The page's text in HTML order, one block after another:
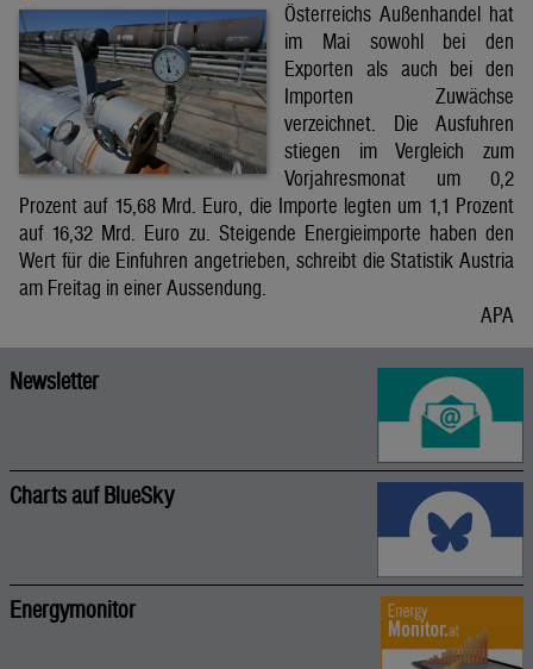
Österreichs Außenhandel hat
im Mai sowohl bei den
Exporten als auch bei den
Importen Zuwächse
verzeichnet. Die Ausfuhren
stiegen im Vergleich zum
Vorjahresmonat um 0,2
Prozent auf 15,68 Mrd. Euro, die Importe legten um 1,1 Prozent
auf 16,32 Mrd. Euro zu. Steigende Energieimporte haben den
Wert für die Einfuhren angetrieben, schreibt die Statistik Austria
am Freitag in einer Aussendung.
APA
Newsletter
Charts auf BlueSky
Energymonitor